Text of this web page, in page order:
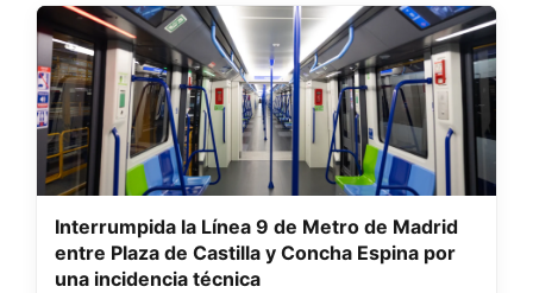
Interrumpida la Línea 9 de Metro de Madrid
entre Plaza de Castilla y Concha Espina por
una incidencia técnica